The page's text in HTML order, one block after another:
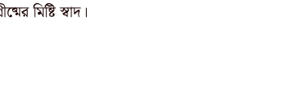
মিষ্টি স্বাদ।